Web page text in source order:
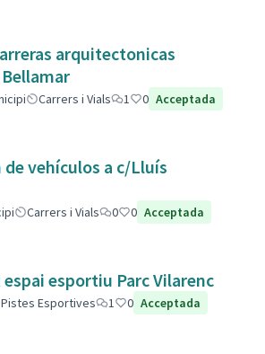
arquitectonicas
Carrers i Vials 1 0 Acceptada
vehículos a c/Lluís
Carrers i Vials 0 0 Acceptada
esportiu Parc Vilarenc
Pistes Esportives 1 0 Acceptada